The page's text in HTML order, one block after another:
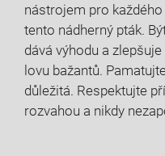
nástrojem pro
tento nádherný ‌pták.
dává⁢ výhodu a‍
⁤lovu bažantů.
důležitá. Respektujte
rozvahou a nikdy